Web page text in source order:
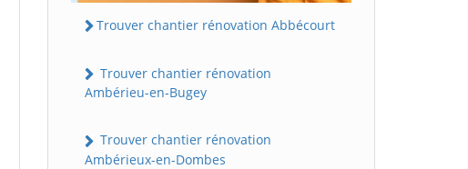
Trouver chantier rénovation Abbécourt
Trouver chantier rénovation
Ambérieu-en-Bugey
Trouver chantier rénovation
Ambérieux-en-Dombes